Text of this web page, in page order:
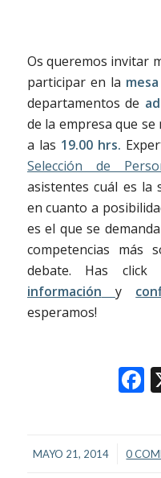
Os queremos invitar
participar en la
departamentos de
de la empresa que se
a las 19.00 hrs.
Selección de
asistentes cuál es la
en cuanto a
es el que se
competencias más
debate. Has
información
y
esperamos!
MAYO 21, 2014
/ 0